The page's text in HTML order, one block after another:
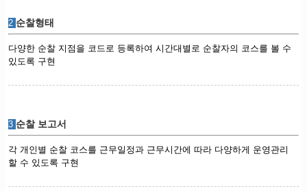
2 순찰형태
다양한 순찰 지점을 코드로 등록하여 시간대별로 순찰자의 코스를 볼 수
있도록 구현
3 순찰 보고서
각 개인별 순찰 코스를 근무일정과 근무시간에 따라 다양하게 운영관리
할 수 있도록 구현